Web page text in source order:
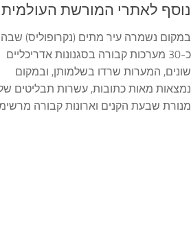
נוסף לאתרי המורשת העולמית
במקום נשמרה עיר מתים (נקרופוליס) שבה
כ-30 מערכות קבורה בסגנונות אדריכליים
שונים, המערות שרדו בשלמותן, ובמקום
נמצאות מאות כתובות, עשרות תבליטים
מנורת שבעת הקנים וארונות קבורה